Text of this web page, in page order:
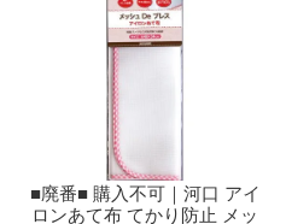
■廃番■ 購入不可｜河口 アイ
ロンあて布 てかり防止 メッ